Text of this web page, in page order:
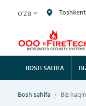
O'ZB
BOSH SAHIFA
Bosh sahifa Biz